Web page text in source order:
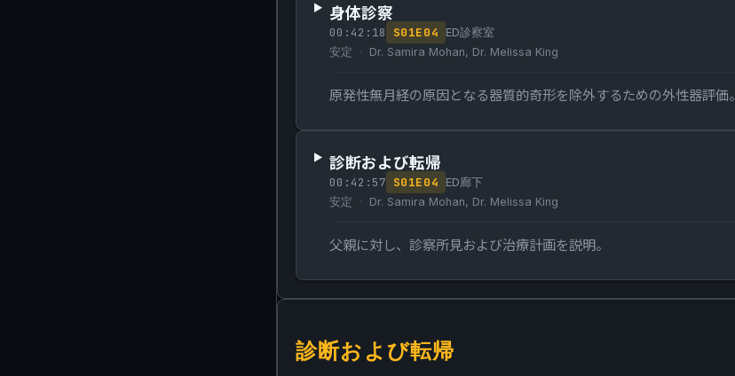
身体診察
00:42:18 S01E04
ED診察室
安定
Dr. Samira Mohan, Dr. Melissa King
原発性無月経の原因となる器質的奇形を除外するための外性器評価。
診断および転帰
00:42:57 S01E04
ED廊下
安定
Dr. Samira Mohan, Dr. Melissa King
父親に対し、診察所見および治療計画を説明。
診断および転帰